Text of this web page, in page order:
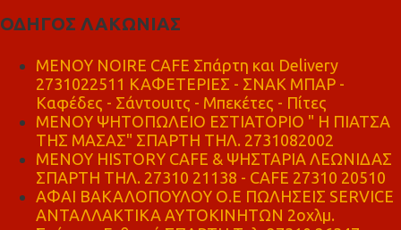
ΟΔΗΓΟΣ ΛΑΚΩΝΙΑΣ
MENOY NOIRE CAFE Σπάρτη και Delivery
2731022511 ΚΑΦΕΤΕΡΙΕΣ - ΣΝΑΚ ΜΠΑΡ -
Καφέδες - Σάντουιτς - Μπεκέτες - Πίτες
ΜΕΝΟΥ ΨΗΤΟΠΩΛΕΙΟ ΕΣΤΙΑΤΟΡΙΟ " Η ΠΙΑΤΣΑ
ΤΗΣ ΜΑΣΑΣ" ΣΠΑΡΤΗ ΤΗΛ. 2731082002
ΜΕΝΟΥ HISTORY CAFE & ΨΗΣΤΑΡΙΑ ΛΕΩΝΙΔΑΣ
ΣΠΑΡΤΗ ΤΗΛ. 27310 21138 - CAFE 27310 20510
ΑΦΑΙ ΒΑΚΑΛΟΠΟΥΛΟΥ Ο.Ε ΠΩΛΗΣΕΙΣ SERVICE
ΑΝΤΑΛΛΑΚΤΙΚΑ ΑΥΤΟΚΙΝΗΤΩΝ 2οχλμ.